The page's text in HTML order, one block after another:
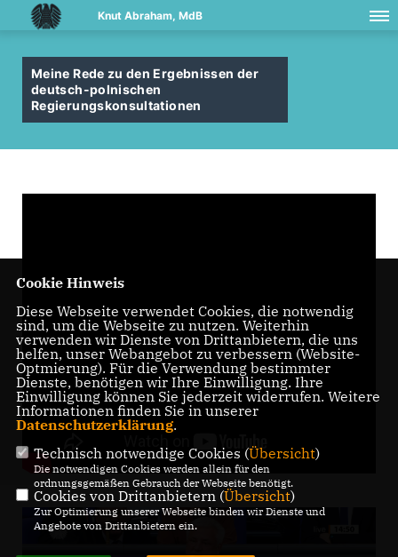
Knut Abraham, MdB
Meine Rede zu den Ergebnissen der
deutsch-polnischen
Regierungskonsultationen
Cookie Hinweis
Diese Webseite verwendet Cookies, die notwendig
sind, um die Webseite zu nutzen. Weiterhin
verwenden wir Dienste von Drittanbietern, die uns
helfen, unser Webangebot zu verbessern (Website-
Optmierung). Für die Verwendung bestimmter
Dienste, benötigen wir Ihre Einwilligung. Ihre
Einwilligung können Sie jederzeit widerrufen. Weitere
Informationen finden Sie in unserer
Datenschutzerklärung.
Technisch notwendige Cookies (Übersicht)
Die notwendigen Cookies werden allein für den
ordnungsgemäßen Gebrauch der Webseite benötigt.
Cookies von Drittanbietern (Übersicht)
Zur Optimierung unserer Webseite binden wir Dienste und
Angebote von Drittanbietern ein.